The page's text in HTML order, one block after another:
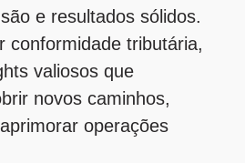
e resultados sólidos.
conformidade tributária,
valiosos que
novos caminhos,
operações